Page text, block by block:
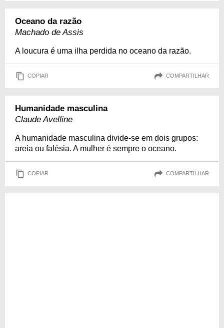
Oceano da razão
Machado de Assis
A loucura é uma ilha perdida no oceano da razão.
COPIAR COMPARTILHAR
Humanidade masculina
Claude Avelline
A humanidade masculina divide-se em dois grupos:
areia ou falésia. A mulher é sempre o oceano.
COPIAR COMPARTILHAR